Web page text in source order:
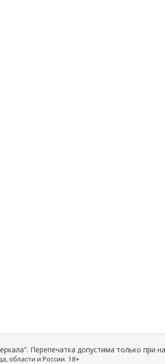
Перепечатка допустима только при
области и России. 18+